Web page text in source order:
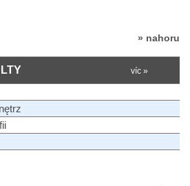
» nahoru
víc »